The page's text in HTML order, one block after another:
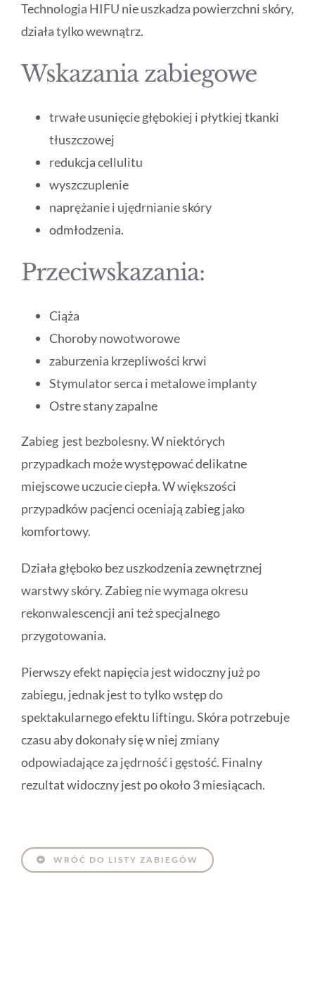
Technologia HIFU nie uszkadza powierzchni skóry,
działa tylko wewnątrz.
Wskazania zabiegowe
trwałe usunięcie głębokiej i płytkiej tkanki
tłuszczowej
redukcja cellulitu
wyszczuplenie
naprężanie i ujędrnianie skóry
odmłodzenia.
Przeciwskazania:
Ciąża
Choroby nowotworowe
zaburzenia krzepliwości krwi
Stymulator serca i metalowe implanty
Ostre stany zapalne
Zabieg jest bezbolesny. W niektórych
przypadkach może występować delikatne
miejscowe uczucie ciepła. W większości
przypadków pacjenci oceniają zabieg jako
komfortowy.
Działa głęboko bez uszkodzenia zewnętrznej
warstwy skóry. Zabieg nie wymaga okresu
rekonwalescencji ani też specjalnego
przygotowania.
Pierwszy efekt napięcia jest widoczny już po
zabiegu, jednak jest to tylko wstęp do
spektakularnego efektu liftingu. Skóra potrzebuje
czasu aby dokonały się w niej zmiany
odpowiadające za jędrność i gęstość. Finalny
rezultat widoczny jest po około 3 miesiącach.
WRÓĆ DO LISTY ZABIEGÓW